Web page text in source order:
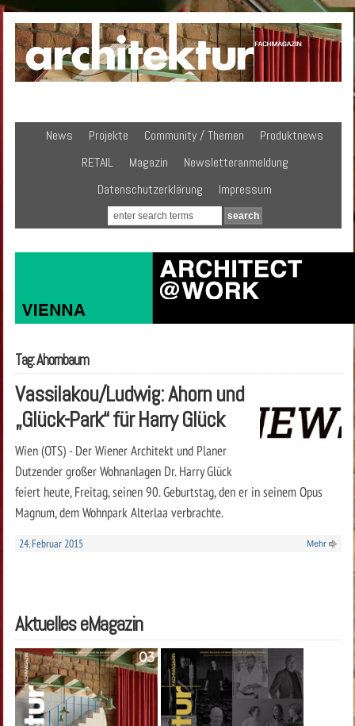
News Projekte Community / Themen
Produktnews
RETAIL
Magazin
Newsletteranmeldung
Datenschutzerklärung
Impressum
Tag: Ahornbaum
Vassilakou/Ludwig: Ahorn und
„Glück-Park“ für Harry Glück
Wien (OTS) - Der Wiener Architekt und Planer
Dutzender großer Wohnanlagen Dr. Harry Glück
feiert heute, Freitag, seinen 90. Geburtstag, den er in seinem Opus
Magnum, dem Wohnpark Alterlaa verbrachte.
24. Februar 2015 Mehr
Aktuelles eMagazin